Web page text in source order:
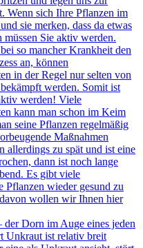
Wenn sich Ihre Pflanzen im
sie merken, dass da etwas
müssen Sie aktiv werden.
so mancher Krankheit den
an, können
in der Regel nur selten von
werden. Somit ist
werden! Viele
kann man schon im Keim
seine Pflanzen regelmäßig
Maßnahmen
allerdings zu spät und ist eine
dann ist noch lange
Es gibt viele
Pflanzen wieder gesund zu
wollen wir Ihnen hier
der Dorn im Auge eines jeden
Unkraut ist relativ breit